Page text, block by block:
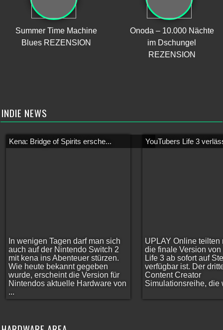
Summer Time Machine
Blues REZENSION
Onoda – 10.000 Nächte
im Dschungel
REZENSION
INDIE NEWS
Kena: Bridge of Spirits ersche...
In wenigen Tagen darf man sich
auch auf der Nintendo Switch 2
mit kena ins Abenteuer stürzen.
Wie heute bekannt gegeben
wurde, erscheint die Version für
Nintendos aktuelle Hardware von
...
YouTubers Life 3
UPLAY Online teilten
die finale Version von
Life 3 ab sofort auf
verfügbar ist. Der
Content Creator
Simulationsreihe, die